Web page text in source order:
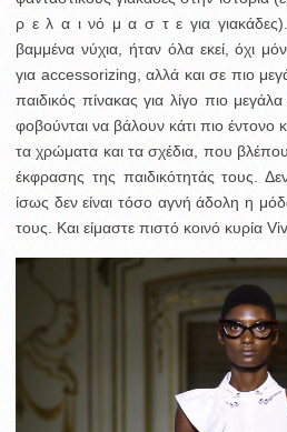
ρ ε λ α ι νό μ α σ τ ε για
βαμμένα νύχια, ήταν όλα εκεί, όχι
για accessorizing, αλλά και σε πιο
παιδικός πίνακας για λίγο πιο
φοβούνται να βάλουν κάτι πιο έντονο
τα χρώματα και τα σχέδια, που
έκφρασης της παιδικότητάς τους.
ίσως δεν είναι τόσο αγνή άδολη η
τους. Και είμαστε πιστό κοινό κυρία